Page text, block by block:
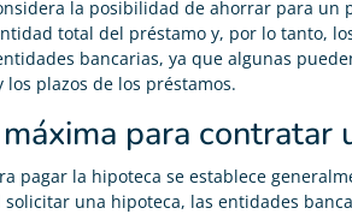
la posibilidad de ahorrar para un
total del préstamo y, por lo tanto,
bancarias, ya que algunas
los plazos de los préstamos.
para contratar
pagar la hipoteca se establece
solicitar una hipoteca, las entidades